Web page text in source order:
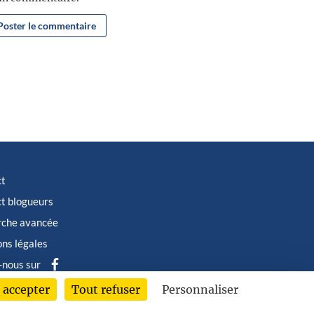
blogueurs
avancée
légales
sur
© Albin Michel Imaginaire - Tous droits réservés
Tout refuser
Personnaliser